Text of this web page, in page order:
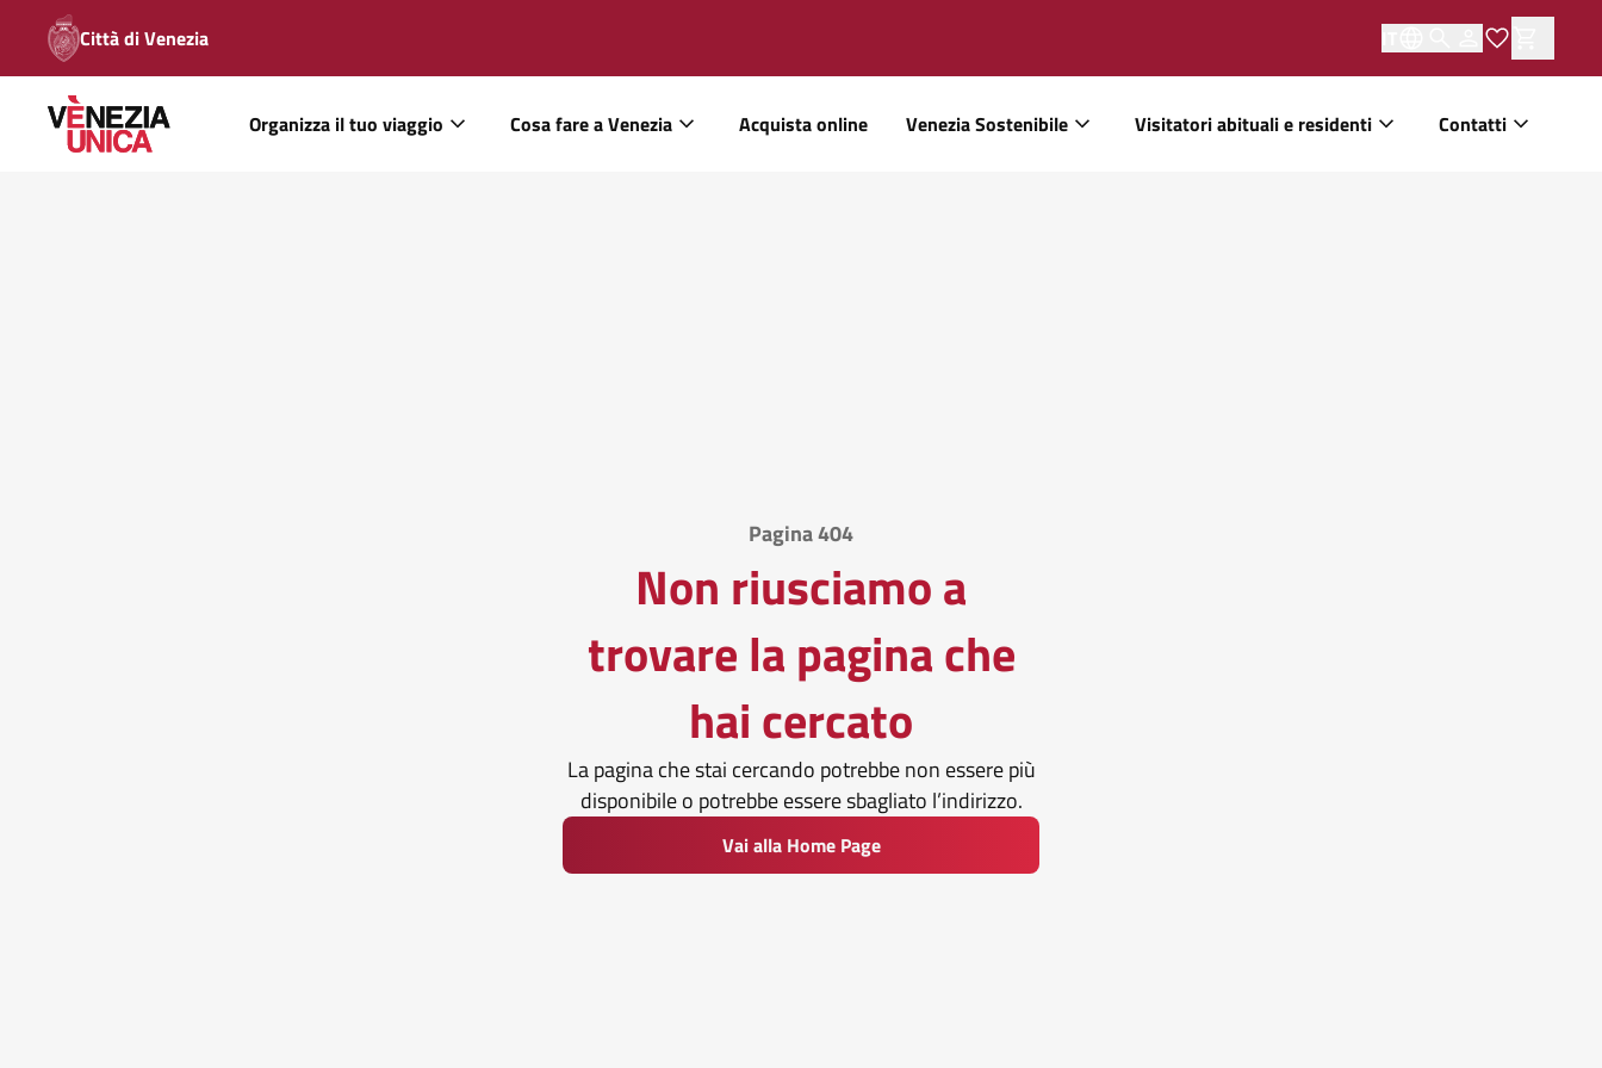
Città di Venezia
Organizza il tuo viaggio Cosa fare a Venezia Acquista online Venezia Sostenibile Visitatori abituali e residenti Contatti
Pagina 404
Non riusciamo a
trovare la pagina che
hai cercato
La pagina che stai cercando potrebbe non essere più
disponibile o potrebbe essere sbagliato l’indirizzo.
Vai alla Home Page